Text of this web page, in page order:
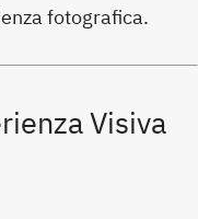
fotografica.
Visiva